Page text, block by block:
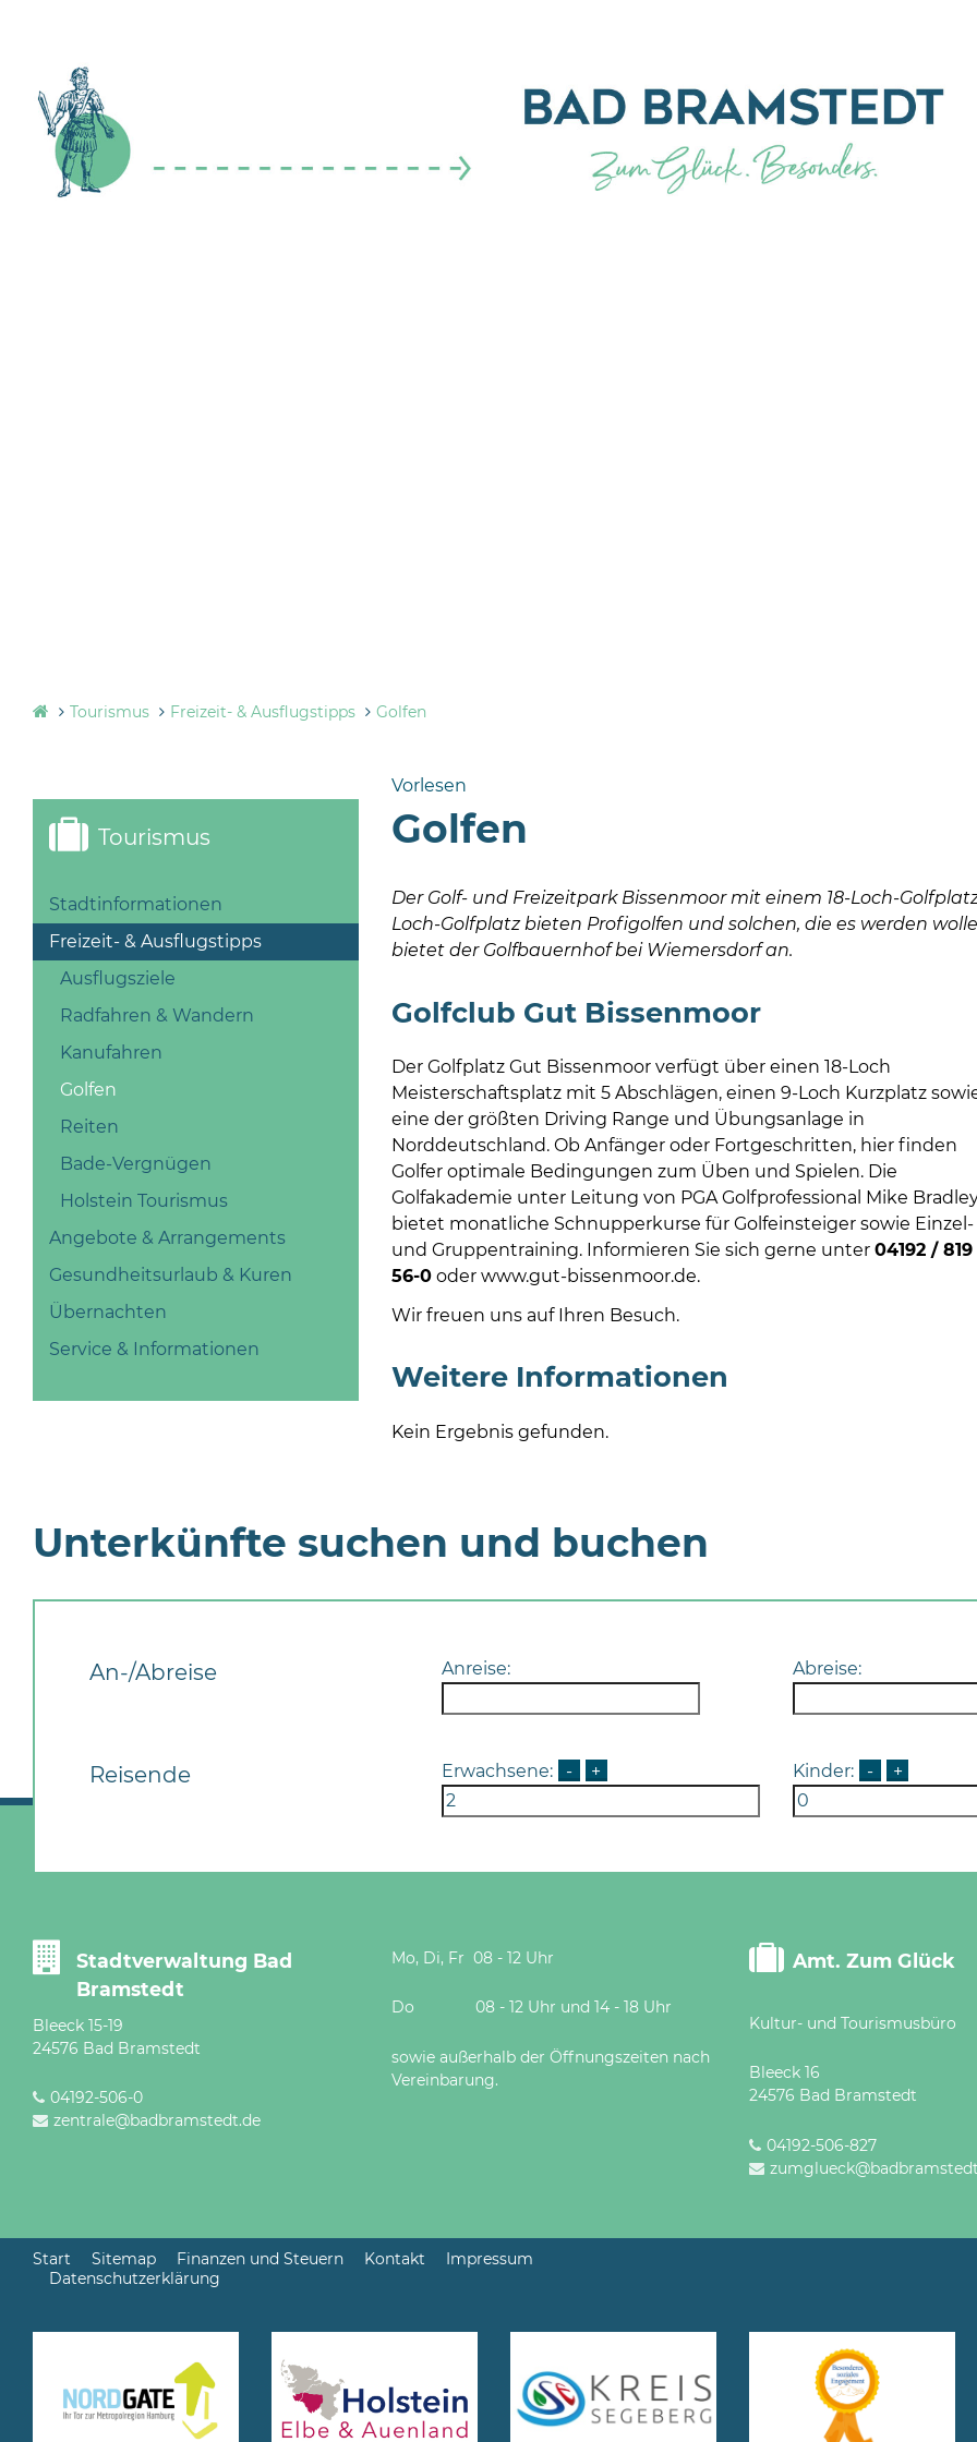
Tourismus Freizeit- & Ausflugstipps Golfen
Vorlesen
Tourismus
Stadtinformationen
Freizeit- & Ausflugstipps
Ausflugsziele
Radfahren & Wandern
Kanufahren
Golfen
Reiten
Bade-Vergnügen
Holstein Tourismus
Angebote & Arrangements
Gesundheitsurlaub & Kuren
Übernachten
Service & Informationen
Golfen
Der Golf- und Freizeitpark Bissenmoor mit einem 18-Loch-
Loch-Golfplatz bieten Profigolfen und solchen, die es werden
bietet der Golfbauernhof bei Wiemersdorf an.
Golfclub Gut Bissenmoor
Der Golfplatz Gut Bissenmoor verfügt über einen 18-Loch
Meisterschaftsplatz mit 5 Abschlägen, einen 9-Loch Kurzplatz
eine der größten Driving Range und Übungsanlage in
Norddeutschland. Ob Anfänger oder Fortgeschritten, hier finden
Golfer optimale Bedingungen zum Üben und Spielen. Die
Golfakademie unter Leitung von PGA Golfprofessional Mike
bietet monatliche Schnupperkurse für Golfeinsteiger sowie Einzel-
und Gruppentraining. Informieren Sie sich gerne unter 04192 / 819
56-0oder www.gut-bissenmoor.de.
Wir freuen uns auf Ihren Besuch.
Weitere Informationen
Kein Ergebnis gefunden.
Unterkünfte suchen und buchen
An-/Abreise Anreise: Abreise:
Reisende Erwachsene: - + Kinder: - +
Stadtverwaltung Bad
Bramstedt
Bleeck 15-19
24576 Bad Bramstedt
04192-506-0
zentrale@badbramstedt.de
Mo, Di, Fr 08 - 12 Uhr
Do 08 - 12 Uhr und 14 - 18 Uhr
sowie außerhalb der Öffnungszeiten nach
Vereinbarung.
Amt. Zum Glück
Kultur- und Tourismusbüro
Bleeck 16
24576 Bad Bramstedt
04192-506-827
Start Sitemap Finanzen und Steuern Kontakt
Impressum
Datenschutzerklärung